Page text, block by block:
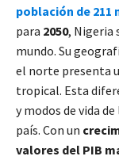
población de
para 2050, Nigeria
mundo. Su
el norte presenta
tropical. Esta
y modos de vida
país. Con un
valores del PIB